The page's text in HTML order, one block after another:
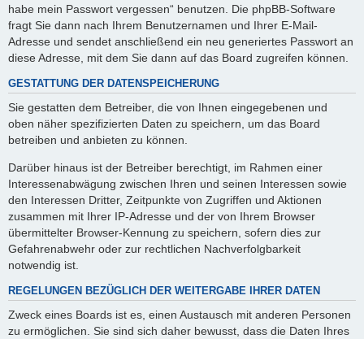
habe mein Passwort vergessen“ benutzen. Die phpBB-Software
fragt Sie dann nach Ihrem Benutzernamen und Ihrer E-Mail-
Adresse und sendet anschließend ein neu generiertes Passwort an
diese Adresse, mit dem Sie dann auf das Board zugreifen können.
GESTATTUNG DER DATENSPEICHERUNG
Sie gestatten dem Betreiber, die von Ihnen eingegebenen und
oben näher spezifizierten Daten zu speichern, um das Board
betreiben und anbieten zu können.
Darüber hinaus ist der Betreiber berechtigt, im Rahmen einer
Interessenabwägung zwischen Ihren und seinen Interessen sowie
den Interessen Dritter, Zeitpunkte von Zugriffen und Aktionen
zusammen mit Ihrer IP-Adresse und der von Ihrem Browser
übermittelter Browser-Kennung zu speichern, sofern dies zur
Gefahrenabwehr oder zur rechtlichen Nachverfolgbarkeit
notwendig ist.
REGELUNGEN BEZÜGLICH DER WEITERGABE IHRER DATEN
Zweck eines Boards ist es, einen Austausch mit anderen Personen
zu ermöglichen. Sie sind sich daher bewusst, dass die Daten Ihres